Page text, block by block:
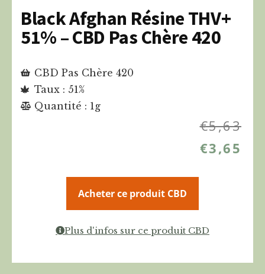
Black Afghan Résine THV+
51% – CBD Pas Chère 420
CBD Pas Chère 420
Taux : 51%
Quantité : 1g
€5,63
€3,65
Acheter ce produit CBD
Plus d'infos sur ce produit CBD